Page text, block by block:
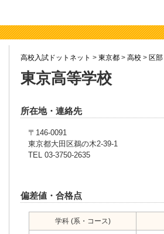
高校入試ドットネット > 東京都 > 高校 > 区部
東京高等学校
所在地・連絡先
〒146-0091
東京都大田区鵜の木2-39-1
TEL 03-3750-2635
偏差値・合格点
学科 (系・コース)